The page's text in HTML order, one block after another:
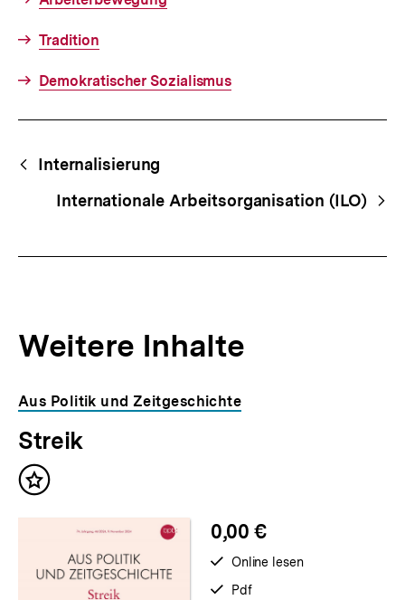
Tradition
Demokratischer Sozialismus
Begriffsnavigation
Content-
Navigation
Internalisierung
Internationale Arbeitsorganisation (ILO)
Weitere Inhalte
Inhaltskarousell
für
weitere
Inhalte
Inhaltskarussell
überspringen
Aus Politik und Zeitgeschichte
Streik
Inhalt
0,00 €
verfügbar
Online lesen
verfügbar
Pdf